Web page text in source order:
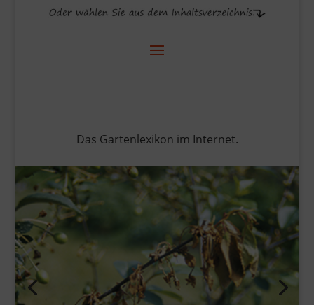
Das Gartenlexikon im Internet.